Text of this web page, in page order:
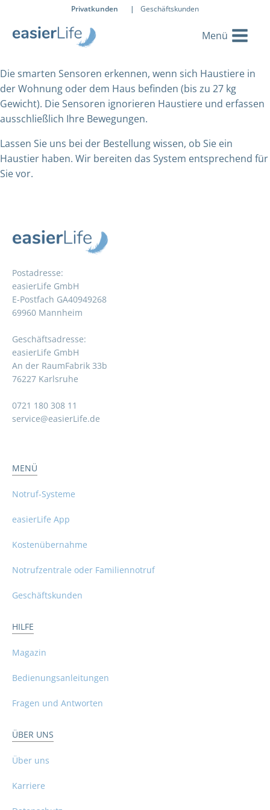
Privatkunden | Geschäftskunden
Die smarten Sensoren erkennen, wenn sich Haustiere in
der Wohnung oder dem Haus befinden (bis zu 27 kg
Gewicht). Die Sensoren ignorieren Haustiere und erfassen
ausschließlich Ihre Bewegungen.
Lassen Sie uns bei der Bestellung wissen, ob Sie ein
Haustier haben. Wir bereiten das System entsprechend für
Sie vor.
Postadresse:
easierLife GmbH
E-Postfach GA40949268
69960 Mannheim
Geschäftsadresse:
easierLife GmbH
An der RaumFabrik 33b
76227 Karlsruhe
0721 180 308 11
service@easierLife.de
MENÜ
Notruf-Systeme
easierLife App
Kostenübernahme
Notrufzentrale oder Familiennotruf
Geschäftskunden
HILFE
Magazin
Bedienungsanleitungen
Fragen und Antworten
ÜBER UNS
Über uns
Karriere